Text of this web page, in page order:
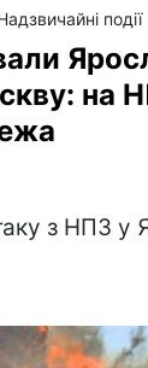
події
на
з НПЗ у